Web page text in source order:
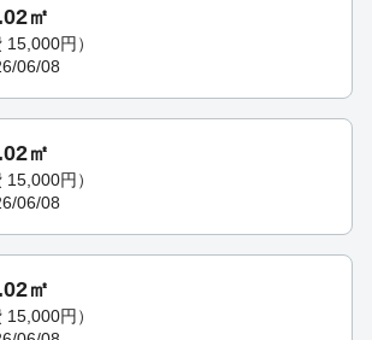
㎡
15,000円）
06/08
㎡
15,000円）
06/08
㎡
15,000円）